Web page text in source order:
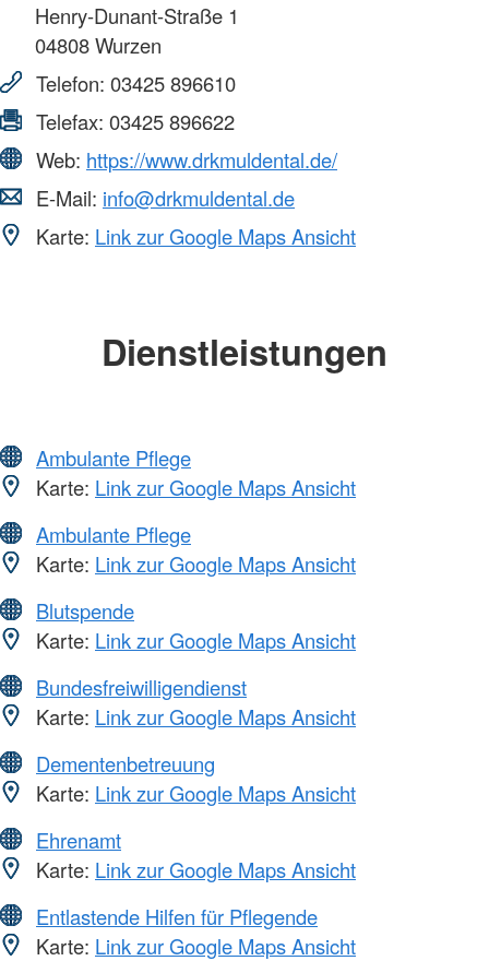
Henry-Dunant-Straße 1
04808Wurzen
Telefon: 03425 896610
Telefax: 03425 896622
Web: https://www.drkmuldental.de/
E-Mail: info@drkmuldental.de
Karte: Link zur Google Maps Ansicht
Dienstleistungen
Ambulante Pflege
Karte: Link zur Google Maps Ansicht
Ambulante Pflege
Karte: Link zur Google Maps Ansicht
Blutspende
Karte: Link zur Google Maps Ansicht
Bundesfreiwilligendienst
Karte: Link zur Google Maps Ansicht
Dementenbetreuung
Karte: Link zur Google Maps Ansicht
Ehrenamt
Karte: Link zur Google Maps Ansicht
Entlastende Hilfen für Pflegende
Karte: Link zur Google Maps Ansicht